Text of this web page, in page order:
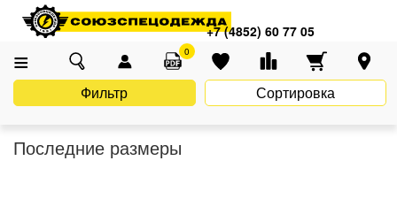
+7 (4852) 60 77 05
0
Главная Каталог Распродажа Последние размеры
Последние размеры
Фильтр Сортировка